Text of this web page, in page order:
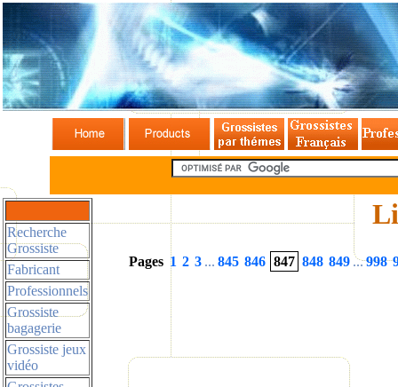
Recherche
Grossiste
Fabricant
Professionnels
Grossiste
bagagerie
Grossiste jeux
vidéo
Pages 1 2 3 ... 845 846 847 848 849 ...998